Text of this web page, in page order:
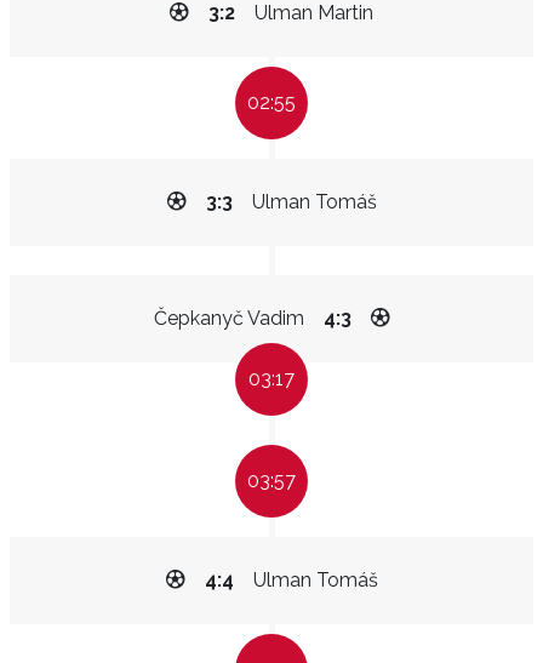
Ulman Martin
3:2
02:55
Ulman Tomáš
3:3
Čepkanyč Vadim 4:3
03:17
03:57
Ulman Tomáš
4:4